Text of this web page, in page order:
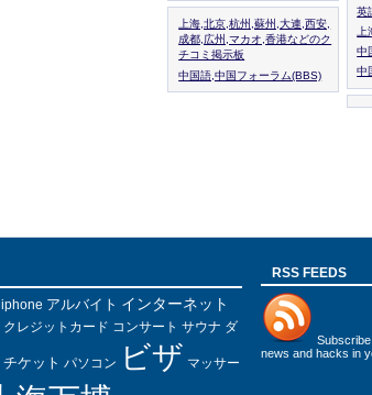
上海,北京,杭州,蘇州,大連,西安,
成都,広州,マカオ,香港などのク
チコミ掲示板
中国語,中国フォーラム(BBS)
英
中
中
iphone アルバイト インターネット
クレジットカード コンサート サウナ ダ
チケット パソコン ビザ マッサー
RSS FEEDS
news and hacks in